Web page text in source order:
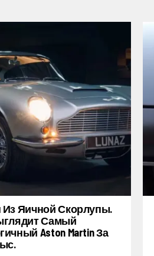
Из Яичной Скорлупы.
Самый
Aston Martin За